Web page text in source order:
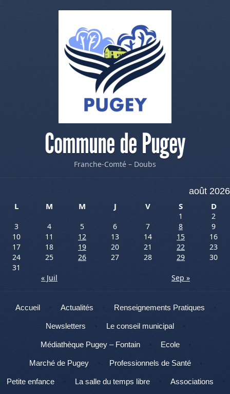
Commune de Pugey
Franche-Comté – Doubs
août 2026
L
M M J V S D
1
2
3
4 5 6 7 8
9
10
11 12 13 14 15
16
17
18 19 20 21 22
23
24
25 26 27 28 29
30
31
« Juil
Sep »
Menu
Aller au contenu
Accueil Actualités Renseignements Pratiques
Newsletters Le conseil municipal
Médiathèque Pugey – Fontain Ecole
Marché de Pugey Professionnels de Santé
Petite enfance La salle du temps libre Associations